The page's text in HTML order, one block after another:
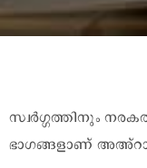
സ്വർഗ്ഗത്തിനും
ഭാഗങ്ങളാണ്